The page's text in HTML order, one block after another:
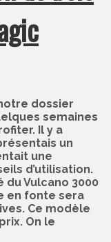
dossier
semaines
Il y a
un
une
d’utilisation.
Vulcano 3000
en fonte sera
Ce modèle
On le